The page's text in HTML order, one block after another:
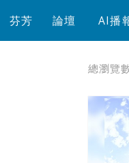
芬芳 論壇 AI播
總瀏覽